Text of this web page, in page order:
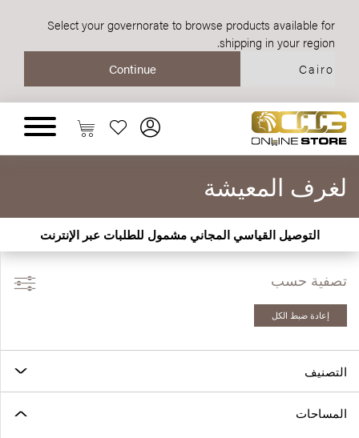
Select your governorate to browse products available for
shipping in your region.
لغرف المعيشة
‫التوصيل القياسي المجاني مشمول للطلبات عبر الإنترنت
تصفية حسب
إعادة ضبط الكل
التصنيف
المساحات